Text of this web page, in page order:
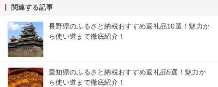
関連する記事
長野県のふるさと納税おすすめ返礼品10選！魅力か
ら使い道まで徹底紹介！
愛知県のふるさと納税おすすめ返礼品5選！魅力か
ら使い道まで徹底紹介！